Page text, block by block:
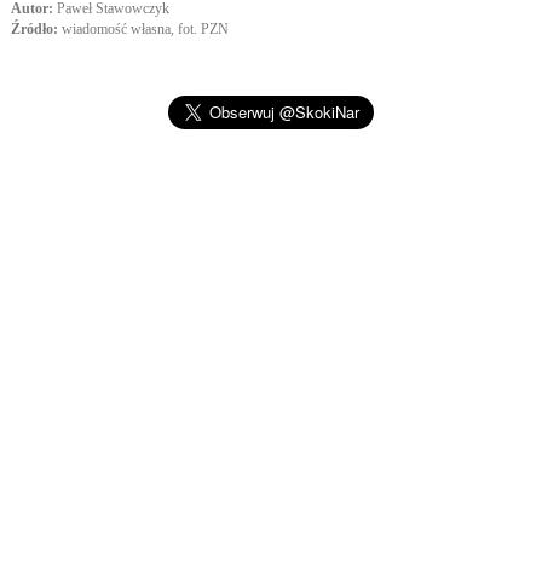
Autor: Paweł Stawowczyk
Źródło: wiadomość własna, fot. PZN